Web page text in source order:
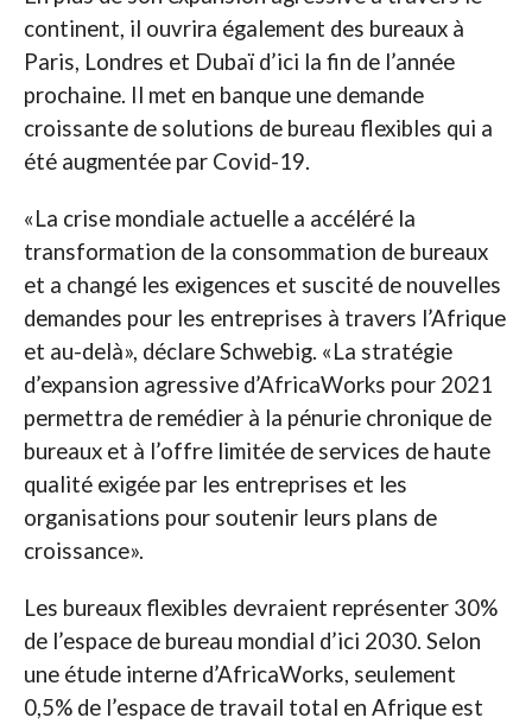
continent, il ouvrira également des bureaux à
Paris, Londres et Dubaï d’ici la fin de l’année
prochaine. Il met en banque une demande
croissante de solutions de bureau flexibles qui a
été augmentée par Covid-19.
«La crise mondiale actuelle a accéléré la
transformation de la consommation de bureaux
et a changé les exigences et suscité de nouvelles
demandes pour les entreprises à travers l’Afrique
et au-delà», déclare Schwebig. «La stratégie
d’expansion agressive d’AfricaWorks pour 2021
permettra de remédier à la pénurie chronique de
bureaux et à l’offre limitée de services de haute
qualité exigée par les entreprises et les
organisations pour soutenir leurs plans de
croissance».
Les bureaux flexibles devraient représenter 30%
de l’espace de bureau mondial d’ici 2030. Selon
une étude interne d’AfricaWorks, seulement
0,5% de l’espace de travail total en Afrique est